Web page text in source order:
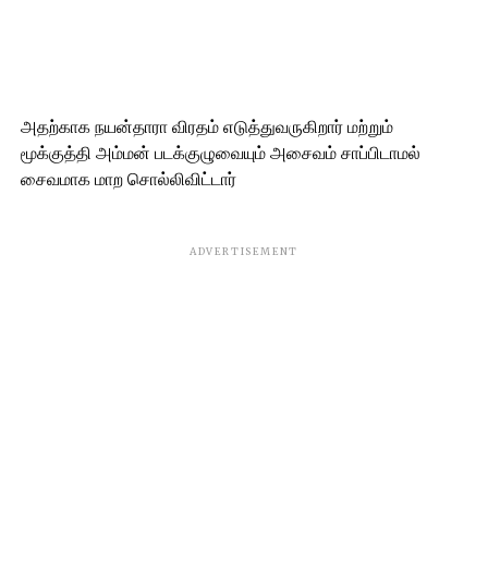
அதற்காக நயன்தாரா விரதம் எடுத்துவருகிறார் மற்றும்
மூக்குத்தி அம்மன் படக்குழுவையும் அசைவம் சாப்பிடாமல்
சைவமாக மாற சொல்லிவிட்டார்
ADVERTISEMENT